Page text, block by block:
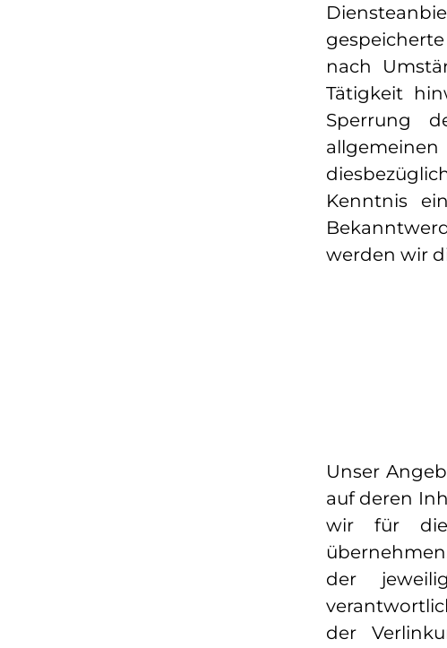
nach
Tätigkeit
Sperrung
Kenntnis
werden wir
Unser
auf deren
wir für
der
der